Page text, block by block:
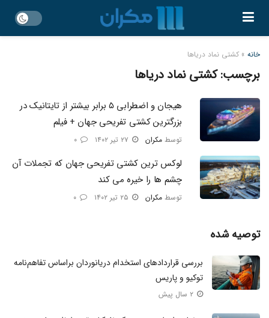
خانه » کشتی نماد دریاها
برچسب:کشتی نماد دریاها
هیجان و اضطرابی ۵ برابر بیشتر از تایتانیک در
بزرگترین کشتی تفریحی جهان + فیلم
توسط مکران
لوکس ترین کشتی تفریحی جهان که تجملات آن
چشم ها را خیره می کند
توسط مکران
توصیه شده
بررسی قرار‌داد‌های استخدام دریانوردان براساس تفاهم‌نامه
توکیو و پاریس